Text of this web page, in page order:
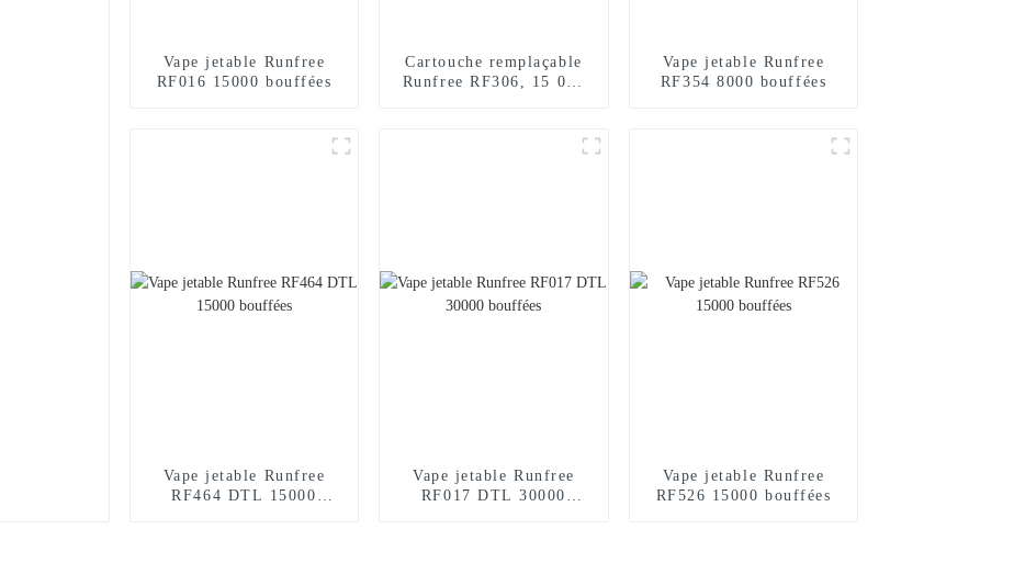
Vape jetable Runfree
RF016 15000 bouffées
Cartouche remplaçable
Runfree RF306, 15 000
Vape jetable Runfree
RF354 8000 bouffées
Vape jetable Runfree
RF464 DTL 15000
Vape jetable Runfree
RF017 DTL 30000
Vape jetable Runfree
RF526 15000 bouffées